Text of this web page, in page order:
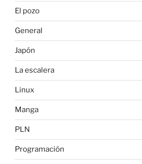
El pozo
General
Japón
La escalera
Linux
Manga
PLN
Programación